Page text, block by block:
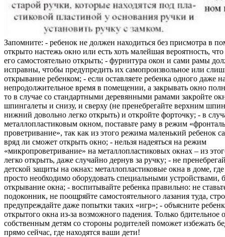
Запомните: - ребенок не должен находиться без присмотра в
открыто настежь окно или есть хоть малейшая вероятность,
его самостоятельно открыть; - фурнитура окон и сами рамы
исправны, чтобы предупредить их самопроизвольное или
открывание ребенком; - если оставляете ребенка одного даже
непродолжительное время в помещении, а закрывать окно
то в случае со стандартными деревянными рамами закройте
шпингалеты и снизу, и сверху (не пренебрегайте верхним
нижний довольно легко открыть) и откройте форточку; - в
металлопластиковым окном, поставьте раму в режим
проветривание», так как из этого режима маленький ребенок
вряд ли сможет открыть окно; - нельзя надеяться на режим
«микропроветривание» на металлопластиковых окнах – из
легко открыть, даже случайно дернув за ручку; - не
детской защиты на окнах: металлопластиковые окна в доме, где
просто необходимо оборудовать специальными
открывание окна; - воспитывайте ребенка правильно: не
подоконник, не поощряйте самостоятельного лазания туда,
предупреждайте даже попытки таких «игр»; - объясните
открытого окна из-за возможного падения. Только бдительное
собственным детям со стороны родителей поможет избежать
прямо сейчас, где находятся ваши дети!